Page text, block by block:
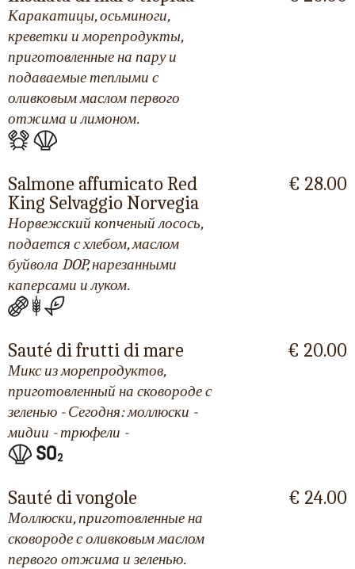
Каракатицы, осьминоги,
креветки и морепродукты,
приготовленные на пару и
подаваемые теплыми с
оливковым маслом первого
отжима и лимоном.
Salmone affumicato Red
King Selvaggio Norvegia
Норвежский копченый лосось,
подается с хлебом, маслом
буйвола DOP, нарезанными
каперсами и луком.
€ 28.00
Sauté di frutti di mare
Микс из морепродуктов,
приготовленный на сковороде с
зеленью - Сегодня: моллюски -
мидии - трюфели -
€ 20.00
Sauté di vongole
Моллюски, приготовленные на
сковороде с оливковым маслом
первого отжима и зеленью.
€ 24.00